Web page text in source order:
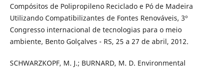
Compósitos de Polipropileno Reciclado e Pó de Madeira
Utilizando Compatibilizantes de Fontes Renováveis, 3º
Congresso internacional de tecnologias para o meio
ambiente, Bento Golçalves - RS, 25 a 27 de abril, 2012.
SCHWARZKOPF, M. J.; BURNARD, M. D. Environmental